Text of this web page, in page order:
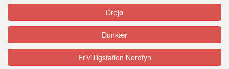
Drejø
Dunkær
Frivillligstation Nordfyn